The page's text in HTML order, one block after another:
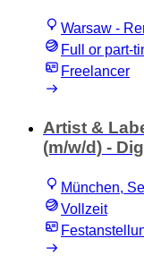
Warsaw -
Full or part-
Freelancer
Artist &
(m/w/d) -
München,
Vollzeit